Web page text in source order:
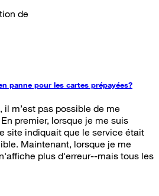
de
panne pour les cartes prépayées?
il m’est pas possible de me
premier, lorsque je me suis
site indiquait que le service était
Maintenant, lorsque je me
plus d'erreur--mais tous les